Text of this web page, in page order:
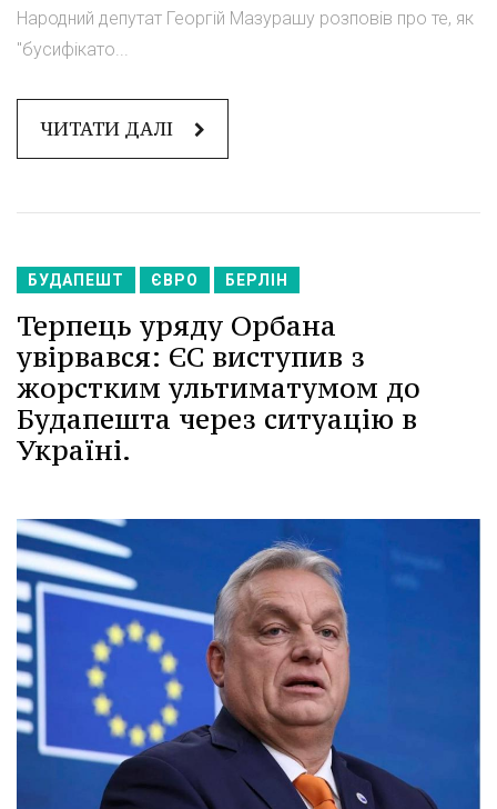
Народний депутат Георгій Мазурашу розповів про те, як
"бусифікато...
ЧИТАТИ ДАЛІ
БУДАПЕШТ ЄВРО БЕРЛІН
Терпець уряду Орбана
увірвався: ЄС виступив з
жорстким ультиматумом до
Будапешта через ситуацію в
Україні.